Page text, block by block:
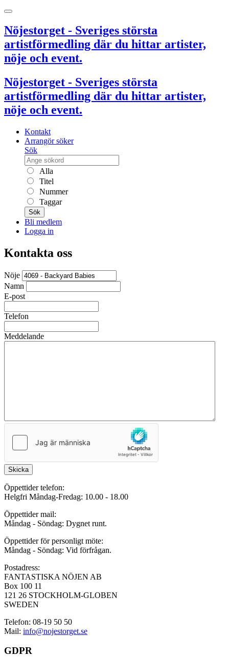
Nöjestorget - Sveriges största
artistförmedling där du hittar artister,
nöje och event.
Nöjestorget - Sveriges största
artistförmedling där du hittar artister,
nöje och event.
Kontakt
Arrangör söker
Sök
Alla
Titel
Nummer
Taggar
Sök
Bli medlem
Logga in
Kontakta oss
Nöje
Namn
E-post
Telefon
Meddelande
Skicka
Öppettider telefon:
Helgfri Måndag-Fredag: 10.00 - 18.00
Öppettider mail:
Måndag - Söndag: Dygnet runt.
Öppettider för personligt möte:
Måndag - Söndag: Vid förfrågan.
Postadress:
FANTASTISKA NÖJEN AB
Box 100 11
121 26 STOCKHOLM-GLOBEN
SWEDEN
Telefon: 08-19 50 50
Mail: info@nojestorget.se
GDPR